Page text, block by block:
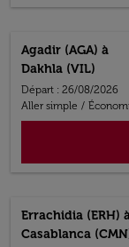
Agadir (AGA) à
Dakhla (VIL)
Départ : 26/08/2026
Aller simple /
Errachidia (ERH)
Casablanca